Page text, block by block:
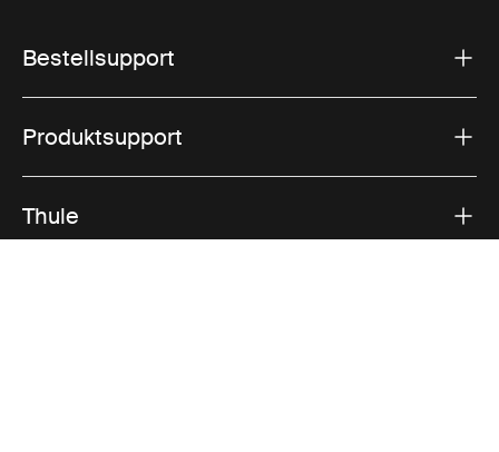
Bestellsupport
Produktsupport
Thule